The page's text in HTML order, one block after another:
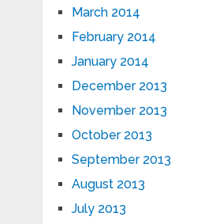
March 2014
February 2014
January 2014
December 2013
November 2013
October 2013
September 2013
August 2013
July 2013